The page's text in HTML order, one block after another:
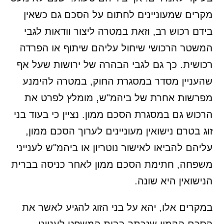
מקרים שמעוניינים לחתום על הסכם גם כשאין
בידם רכוש רב, וזאת במטרה ליצור וודאות לגבי
המשטר הרכושי שיחול עליהם שיתוף או הפרדה
רכושית. כך גם לגבי הבהרה של ירושות שעל אף
שהעניין מסדר במסגרת החוק, במטרה להימנע
מפרשות אחרת של ביהמ"ש, מומלץ לפרט את
הרכוש גם במסגרת הסכם ממון. נציין כי בעוד בני
זוג בטרם נישואין מעוניינים לערוך הסכם ממון,
עליהם להביאו לאישור נוטריון או ביהמ"ש לענייני
משפחה, חתימת הסכם ממון לאחר כניסה בברית
הנישואין היא שונה.
במקרים אלו, יהא על בני הזוג להגיע לאשר את